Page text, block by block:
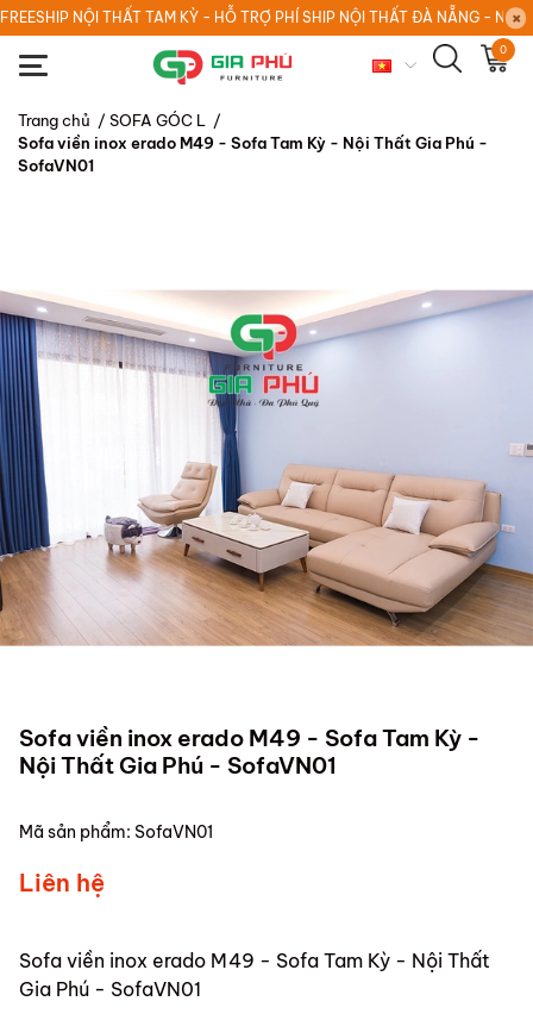
FREESHIP NỘI THẤT TAM KỲ - HỖ TRỢ PHÍ SHIP NỘI THẤT ĐÀ NẴNG - NỘI
0
Trang chủ / SOFA GÓC L /
Sofa viền inox erado M49 - Sofa Tam Kỳ - Nội Thất Gia Phú -
SofaVN01
Sofa viền inox erado M49 - Sofa Tam Kỳ -
Nội Thất Gia Phú - SofaVN01
Mã sản phẩm: SofaVN01
Liên hệ
Sofa viền inox erado M49 - Sofa Tam Kỳ - Nội Thất
Gia Phú - SofaVN01